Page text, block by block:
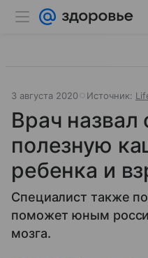
3 августа 2020 Источник:
Врач
полезную
ребенка и
Специалист также
поможет юным
мозга.